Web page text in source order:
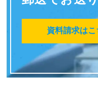
資料請求はこ